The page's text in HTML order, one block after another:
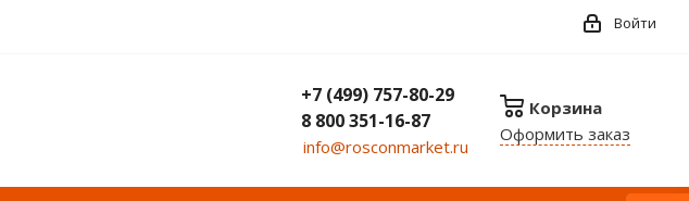
Войти
+7 (499) 757-80-29
8 800 351-16-87
info@rosconmarket.ru
Корзина
Оформить заказ